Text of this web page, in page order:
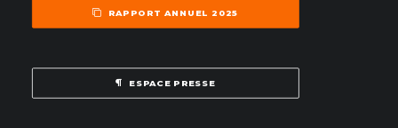
RAPPORT ANNUEL 2025
ESPACE PRESSE